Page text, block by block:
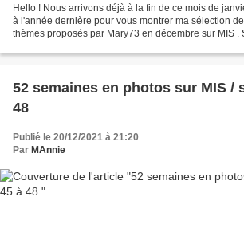
Hello ! Nous arrivons déjà à la fin de ce mois de
à l'année dernière pour vous montrer ma sélection
thèmes proposés par Mary73 en décembre sur MIS .
52 semaines en photos sur MIS / semaines 45 à
48
Publié le 20/12/2021 à 21:20
Par MAnnie